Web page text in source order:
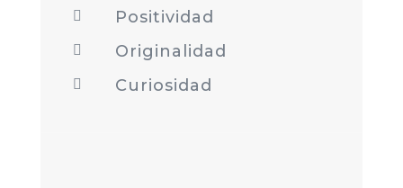
 Positividad
 Originalidad
 Curiosidad